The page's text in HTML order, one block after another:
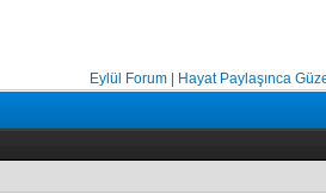
Eylül Forum | Hayat Paylaşınca